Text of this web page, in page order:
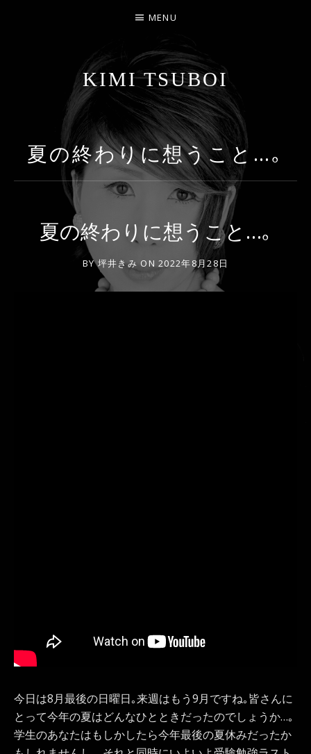
KIMI TSUBOI
名古屋のJAZZ PIANIST
MENU
夏の終わりに想うこと…｡
夏の終わりに想うこと…｡
BY坪井きみ ON 2022年8月28日
今日は8月最後の日曜日｡来週はもう9月ですね｡皆さんに
とって今年の夏はどんなひとときだったのでしょうか…｡
学生のあなたはもしかしたら今年最後の夏休みだったか